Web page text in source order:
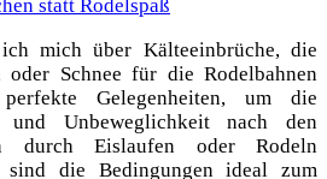
mich über Kälteeinbrüche, die
oder Schnee für die Rodelbahnen
Gelegenheiten, um die
und Unbeweglichkeit nach den
durch Eislaufen oder Rodeln
sind die Bedingungen ideal zum